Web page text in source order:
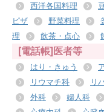
西洋各国料理
ピザ
野菜料理
理
飲茶・点心
[電話帳]医者等
はり・きゅう
リウマチ科
リ
外科
婦人科